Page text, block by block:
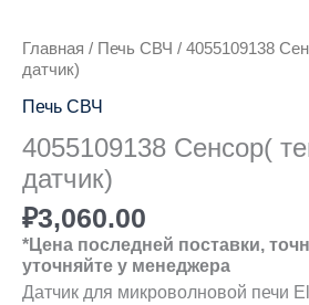
Главная / Печь СВЧ / 4055109138
датчик)
Печь СВЧ
4055109138 Сенсор(
датчик)
₽3,060.00
*Цена последней поставки,
уточняйте у менеджера
Датчик для микроволновой печи